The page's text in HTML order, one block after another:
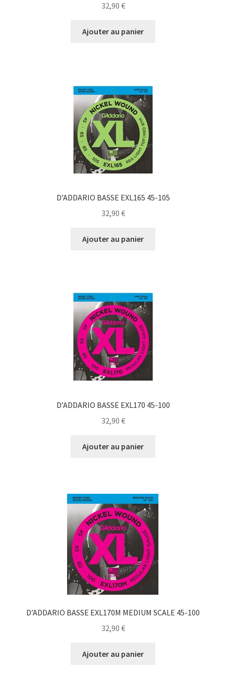
32,90 €
Ajouter au panier
D’ADDARIO BASSE EXL165 45-105
32,90 €
Ajouter au panier
D’ADDARIO BASSE EXL170 45-100
32,90 €
Ajouter au panier
D’ADDARIO BASSE EXL170M MEDIUM SCALE 45-100
32,90 €
Ajouter au panier